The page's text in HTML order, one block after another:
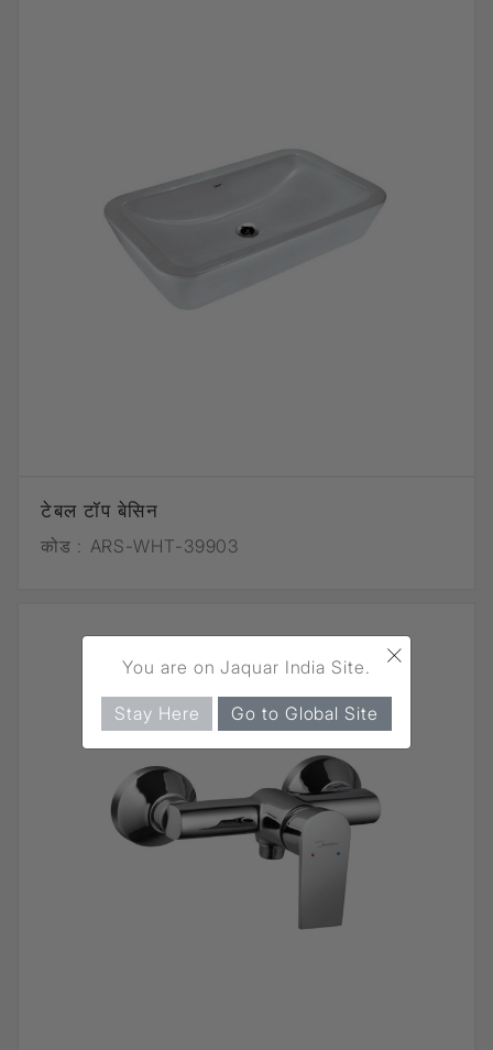
टेबल टॉप बेसिन
कोड : ARS-WHT-39903
×
You are on Jaquar India Site.
Stay Here Go to Global Site